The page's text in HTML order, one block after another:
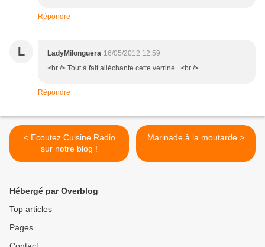
Répondre
L LadyMilonguera 16/05/2012 12:59
<br /> Tout à fait alléchante cette verrine...<br />
Répondre
< Ecoutez Cuisine Radio
sur notre blog !
Marinade à la moutarde >
Hébergé par Overblog
Top articles
Pages